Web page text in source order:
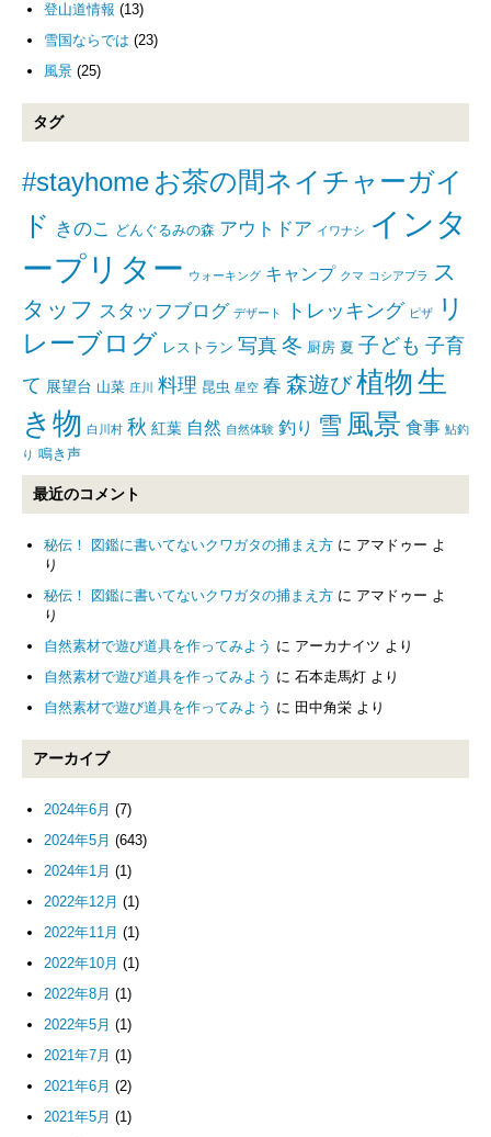
登山道情報 (13)
雪国ならでは (23)
風景 (25)
タグ
#stayhome お茶の間ネイチャーガイ
ド きのこ どんぐるみの森 アウトドア イワナシ インタ
ープリター ウォーキング キャンプ クマ コシアブラ
ス
タッフ スタッフブログ デザート トレッキング ピザ
リ
レーブログ レストラン 写真冬 厨房 夏 子ども 子育
て 展望台 山菜 庄川 料理 昆虫 星空 春 森遊び植物 生
き物 白川村 秋 紅葉 自然 自然体験 釣り 雪 風景 食事 鮎釣
り 鳴き声
最近のコメント
秘伝！ 図鑑に書いてないクワガタの捕まえ方 に アマドゥー よ
り
秘伝！ 図鑑に書いてないクワガタの捕まえ方 に アマドゥー よ
り
自然素材で遊び道具を作ってみよう に アーカナイツ より
自然素材で遊び道具を作ってみよう に 石本走馬灯 より
自然素材で遊び道具を作ってみよう に 田中角栄 より
アーカイブ
2024年6月 (7)
2024年5月 (643)
2024年1月 (1)
2022年12月 (1)
2022年11月 (1)
2022年10月 (1)
2022年8月 (1)
2022年5月 (1)
2021年7月 (1)
2021年6月 (2)
2021年5月 (1)